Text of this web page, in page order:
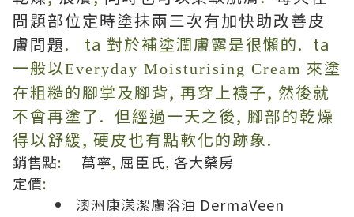
問題部位定時塗抹兩三次有加快助改善皮
膚問題. ta 對於補塗潤膚露是很懶的. ta
一般以Everyday Moisturising Cream 來塗
在粗糙的腳掌及腳背, 再穿上襪子, 然後就
不會再塗了. 但經過一天之後, 腳部的乾燥
得以舒緩, 硬皮也有點軟化的跡象.
銷售點: 萬寧, 屈臣氏, 各大藥房
定價:
澳洲康漾潔膚浴油 DermaVeen